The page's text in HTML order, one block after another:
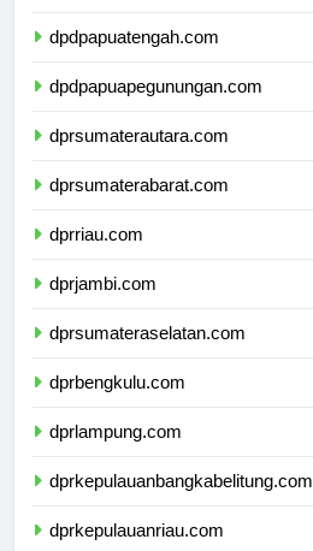
dpdpapuatengah.com
dpdpapuapegunungan.com
dprsumaterautara.com
dprsumaterabarat.com
dprriau.com
dprjambi.com
dprsumateraselatan.com
dprbengkulu.com
dprlampung.com
dprkepulauanbangkabelitung.com
dprkepulauanriau.com